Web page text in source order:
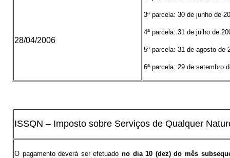
28/04/2006
3ª parcela: 30 de junho de
4ª parcela: 31 de julho de
5ª parcela: 31 de agosto de
6ª parcela: 29 de setembro
ISSQN – Imposto sobre Serviços de Qualquer
O pagamento deverá ser efetuado no dia 10 (dez) do mês